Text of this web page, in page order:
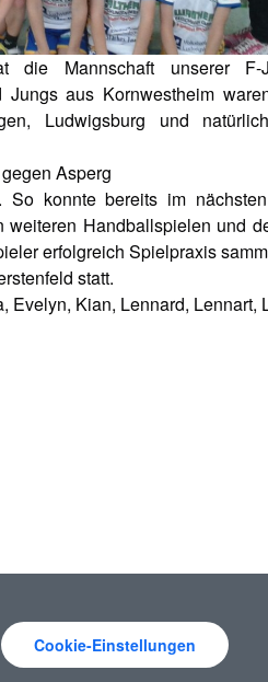
die Mannschaft unserer F-
aus Kornwestheim
Ludwigsburg und
Asperg
So konnte bereits im
Handballspielen und
erfolgreich Spielpraxis
statt.
Evelyn, Kian, Lennard, Lennart,
Cookie-Einstellungen